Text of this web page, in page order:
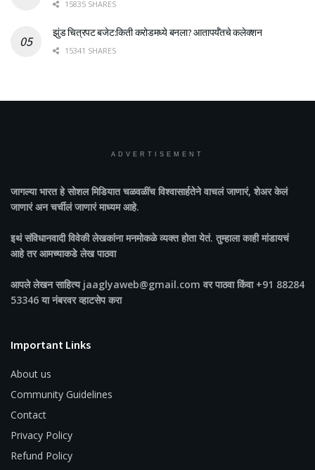
15835 SHARES
झुंड चित्रपट बजेट:किती करोडमध्ये बनला? आतापर्यँतचे कलेक्शन
15341 SHARES
ADVERTISEMENT
जागल्या भारतहे सोशल मिडियात चळवळींच विश्वासार्हतेने वाचलं जाणारं, शेअर केलं
जाणारं अन चर्चीलं जाणारं माध्यम आहे.
इथं संविधानवादी विवेकी लेखकांना मनमोकळे व्यक्त होता येतं. तुम्हाला काही मांडायचं
आहे तर आमच्याकडे लेख पाठवा
आपले लेखन साहित्य jaaglyaweb@gmail.com वर पाठवा किंवा +91 88284
53346 या नंबरवर व्हाटसेप करा
Important Links
About us
Community Guidelines
Contact
Privacy Policy
Refund Policy